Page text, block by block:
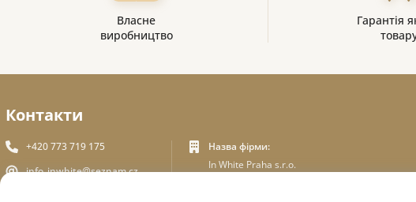
Власне
виробництво
Гарантія
Контакти
+420 773 719 175
info_inwhite@seznam.cz
Назва фірми:
In White Praha s.r.o.